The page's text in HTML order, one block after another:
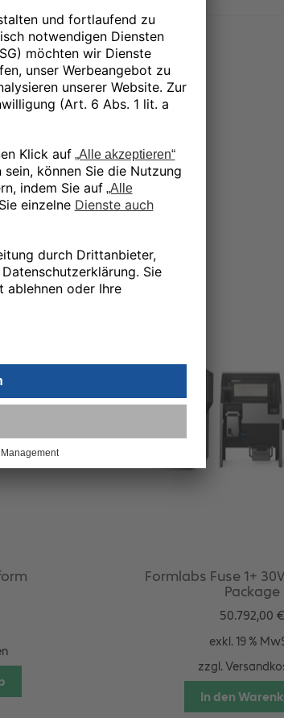
FB-HCK-01
, SLS,Fuse X1
Formlabs Fuse 1+
Package
50.792,00 €
exkl. 19 %
zzgl.
In den